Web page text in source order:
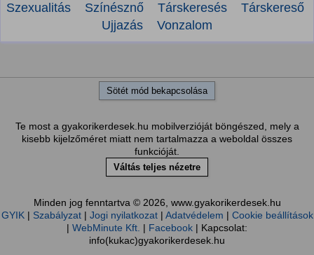
Szexualitás
Színésznő Társkeresés
Társkereső
Ujjazás
Vonzalom
Sötét mód bekapcsolása
Te most a gyakorikerdesek.hu mobilverzióját böngészed, mely a
kisebb kijelzőméret miatt nem tartalmazza a weboldal összes
funkcióját.
Váltás teljes nézetre
Minden jog fenntartva © 2026, www.gyakorikerdesek.hu
GYIK| Szabályzat| Jogi nyilatkozat| Adatvédelem | Cookie beállítások
| WebMinute Kft. | Facebook | Kapcsolat:
info(kukac)gyakorikerdesek.hu